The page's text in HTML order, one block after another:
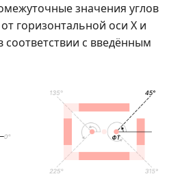
значения углов
горизонтальной оси Х и
с введённым